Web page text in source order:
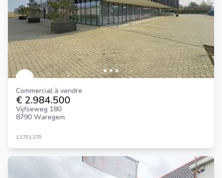
Commercial à vendre
€ 2.984.500
Vijfseweg 180
8790 Waregem
1.2701.270